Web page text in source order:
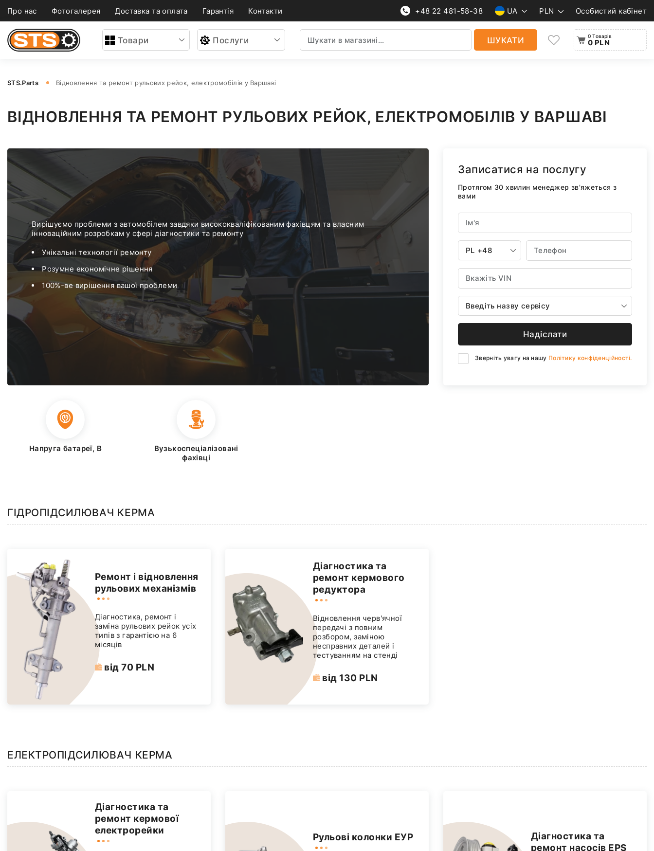
Про нас Фотогалерея Доставка та оплата Гарантія Контакти +48 22 481-58-38 UA PLN Особистий кабінет
Товари Послуги ШУКАТИ 0 Товарів
0 PLN
STS.Parts Відновлення та ремонт рульових рейок, електромобілів у Варшаві
ВІДНОВЛЕННЯ ТА РЕМОНТ РУЛЬОВИХ РЕЙОК, ЕЛЕКТРОМОБІЛІВ У ВАРШАВІ
Вирішуємо проблеми з автомобілем завдяки висококваліфікованим фахівцям та власним
інноваційним розробкам у сфері діагностики та ремонту
Унікальні технології ремонту
Розумне економічне рішення
100%-ве вирішення вашої проблеми
Записатися на послугу
Протягом 30 хвилин менеджер зв'яжеться з
вами
PL +48
Введіть назву сервісу
Надіслати
Зверніть увагу на нашу Політику конфіденційності.
Напруга батареї, В
Вузькоспеціалізовані
фахівці
ГІДРОПІДСИЛЮВАЧ КЕРМА
Ремонт і відновлення
рульових механізмів
Діагностика, ремонт і
заміна рульових рейок усіх
типів з гарантією на 6
місяців
від 70 PLN
Діагностика та
ремонт кермового
редуктора
Відновлення черв'ячної
передачі з повним
розбором, заміною
несправних деталей і
тестуванням на стенді
від 130 PLN
ЕЛЕКТРОПІДСИЛЮВАЧ КЕРМА
Діагностика та
ремонт кермової
електрорейки
Рульові колонки ЕУР
Діагностика та
ремонт насосів EPS